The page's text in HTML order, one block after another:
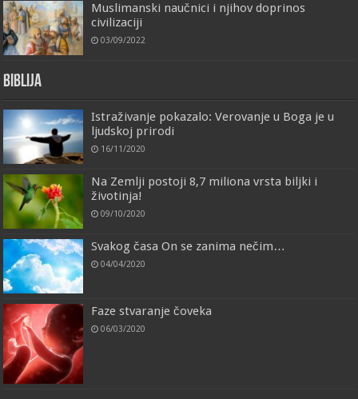
Muslimanski naučnici i njihov doprinos
civilizaciji
03/09/2022
Biblija
Istraživanje pokazalo: Verovanje u Boga je u
ljudskoj prirodi
16/11/2020
Na Zemlji postoji 8,7 miliona vrsta biljki i
životinja!
09/10/2020
Svakog časa On se zanima nečim…
04/04/2020
Faze stvaranje čoveka
06/03/2020